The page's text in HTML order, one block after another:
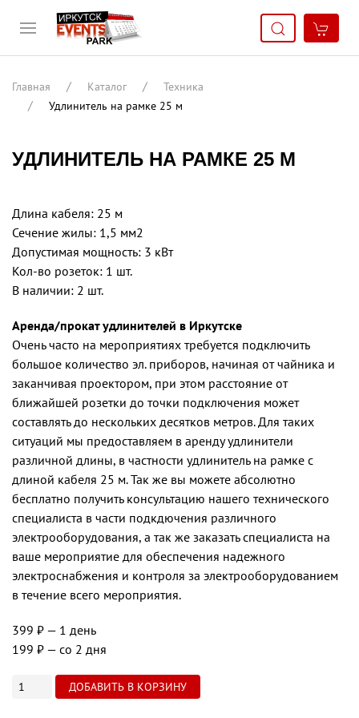
Главная Каталог
Техника
Удлинитель на рамке 25 м
УДЛИНИТЕЛЬ НА РАМКЕ 25 М
Длина кабеля: 25 м
Сечение жилы: 1,5 мм2
Допустимая мощность: 3 кВт
Кол-во розеток: 1 шт.
В наличии: 2 шт.
Аренда/прокат удлинителей в Иркутске
Очень часто на мероприятиях требуется подключить
большое количество эл. приборов, начиная от чайника и
заканчивая проектором, при этом расстояние от
ближайшей розетки до точки подключения может
составлять до нескольких десятков метров. Для таких
ситуаций мы предоставляем в аренду удлинители
различной длины, в частности удлинитель на рамке с
длиной кабеля 25 м. Так же вы можете абсолютно
бесплатно получить консультацию нашего технического
специалиста в части подкдючения различного
электрооборудования, а так же заказать специалиста на
ваше мероприятие для обеспечения надежного
электроснабжения и контроля за электрооборудованием
в течение всего мероприятия.
399 ₽ — 1 день
199 ₽ — со 2 дня